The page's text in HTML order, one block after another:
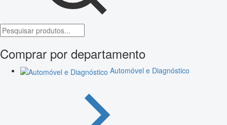
Comprar por departamento
Automóvel e Diagnóstico